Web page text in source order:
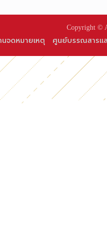
Copyright ©
นจดหมายเหตุ ศูนย์บรรณสารแ